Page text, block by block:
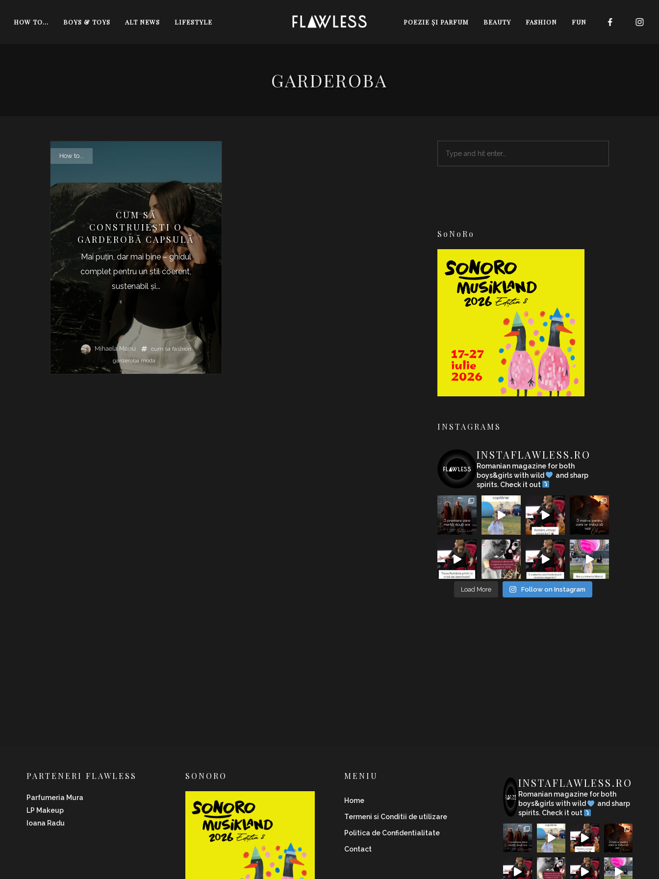
HOW TO… BOYS & TOYS ALT NEWS LIFESTYLE POEZIE ŞI PARFUM BEAUTY FASHION FUN
GARDEROBA
How to...
CUM SĂ
CONSTRUIEȘTI O
GARDEROBĂ CAPSULĂ
Mai puțin, dar mai bine – ghidul
complet pentru un stil coerent,
sustenabil și...
Mihaela Manu cum sa fashion
garderoba moda
SoNoRo
INSTAGRAMS
INSTAFLAWLESS.RO
Romanian magazine for both
boys&girls with wild
and sharp
spirits. Check it out
Load More Follow on Instagram
PARTENERI FLAWLESS
Parfumeria Mura
LP Makeup
Ioana Radu
SONORO MENIU
Home
Termeni si Conditii de utilizare
Politica de Confidentialitate
Contact
INSTAFLAWLESS.RO
Romanian magazine for both
boys&girls with wild
and sharp
spirits. Check it out